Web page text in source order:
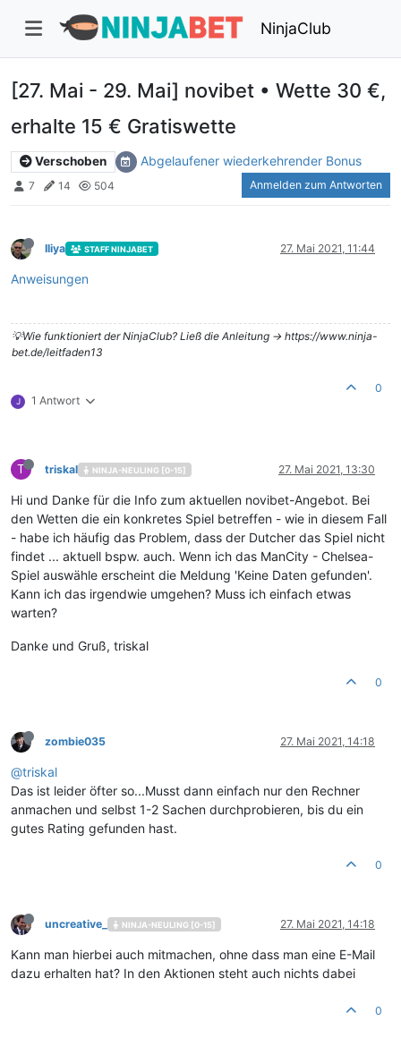
NinjaClub
[27. Mai - 29. Mai] novibet • Wette 30 €,
erhalte 15 € Gratiswette
Verschoben Abgelaufener wiederkehrender Bonus
7 14 504 Anmelden zum Antworten
Iliya STAFF NINJABET 27. Mai 2021, 11:44
Anweisungen
💡Wie funktioniert der NinjaClub? Ließ die Anleitung -> https://www.ninja-
bet.de/leitfaden13
J 1 Antwort
0
T triskal NINJA-NEULING [0-15] 27. Mai 2021, 13:30
Hi und Danke für die Info zum aktuellen novibet-Angebot. Bei
den Wetten die ein konkretes Spiel betreffen - wie in diesem Fall
- habe ich häufig das Problem, dass der Dutcher das Spiel nicht
findet ... aktuell bspw. auch. Wenn ich das ManCity - Chelsea-
Spiel auswähle erscheint die Meldung 'Keine Daten gefunden'.
Kann ich das irgendwie umgehen? Muss ich einfach etwas
warten?
Danke und Gruß, triskal
0
zombie035 27. Mai 2021, 14:18
@triskal
Das ist leider öfter so...Musst dann einfach nur den Rechner
anmachen und selbst 1-2 Sachen durchprobieren, bis du ein
gutes Rating gefunden hast.
0
uncreative_ NINJA-NEULING [0-15] 27. Mai 2021, 14:18
Kann man hierbei auch mitmachen, ohne dass man eine E-Mail
dazu erhalten hat? In den Aktionen steht auch nichts dabei
0